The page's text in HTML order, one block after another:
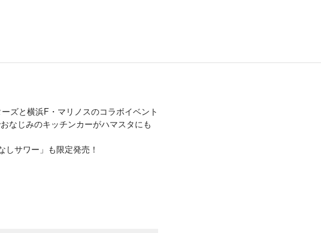
ズと横浜F・マリノスのコラボイベント
なじみのキッチンカーがハマスタにも
サワー」も限定発売！